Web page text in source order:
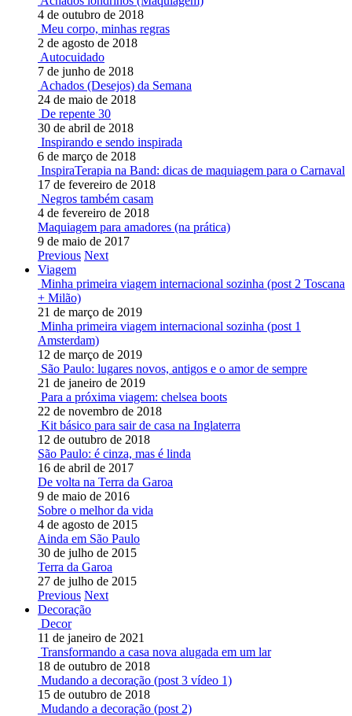
4 de outubro de 2018
Meu corpo, minhas regras
2 de agosto de 2018
Autocuidado
7 de junho de 2018
Achados (Desejos) da Semana
24 de maio de 2018
De repente 30
30 de abril de 2018
Inspirando e sendo inspirada
6 de março de 2018
InspiraTerapia na Band: dicas de maquiagem para o Carnaval
17 de fevereiro de 2018
Negros também casam
4 de fevereiro de 2018
Maquiagem para amadores (na prática)
9 de maio de 2017
Previous Next
Viagem
Minha primeira viagem internacional sozinha (post 2 Toscana
+ Milão)
21 de março de 2019
Minha primeira viagem internacional sozinha (post 1
Amsterdam)
12 de março de 2019
São Paulo: lugares novos, antigos e o amor de sempre
21 de janeiro de 2019
Para a próxima viagem: chelsea boots
22 de novembro de 2018
Kit básico para sair de casa na Inglaterra
12 de outubro de 2018
São Paulo: é cinza, mas é linda
16 de abril de 2017
De volta na Terra da Garoa
9 de maio de 2016
Sobre o melhor da vida
4 de agosto de 2015
Ainda em São Paulo
30 de julho de 2015
Terra da Garoa
27 de julho de 2015
Previous Next
Decoração
Decor
11 de janeiro de 2021
Transformando a casa nova alugada em um lar
18 de outubro de 2018
Mudando a decoração (post 3 vídeo 1)
15 de outubro de 2018
Mudando a decoração (post 2)